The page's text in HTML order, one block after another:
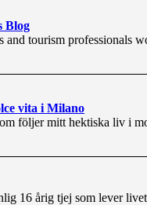
Blog
and tourism professionals
vita i Milano
följer mitt hektiska liv i
16 årig tjej som lever